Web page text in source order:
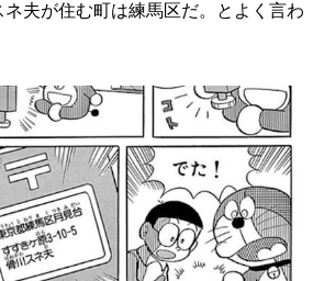
ネ夫が住む町は練馬区だ。とよく言わ